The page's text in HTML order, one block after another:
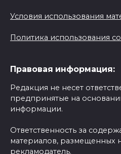
Условия использования
Политика использования
Правовая информация:
Редакция не несет
предпринятые на
информации.
Ответственность за
материалов, размещенных
рекламодатель.